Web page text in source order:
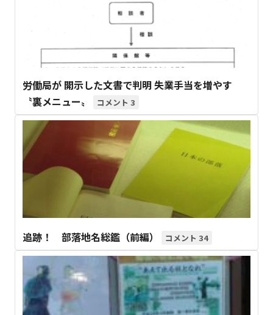
労働局が 開示した文書で判明 失業手当を増やす
〝裏メニュー〟
3
追跡！ 部落地名総鑑（前編） 34